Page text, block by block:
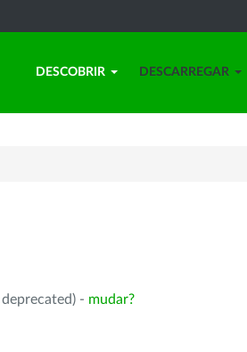
DESCOBRIR DESCARREGAR
- mudar?